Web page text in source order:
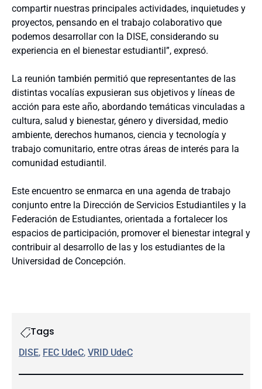
compartir nuestras principales actividades, inquietudes y
proyectos, pensando en el trabajo colaborativo que
podemos desarrollar con la DISE, considerando su
experiencia en el bienestar estudiantil”, expresó.
La reunión también permitió que representantes de las
distintas vocalías expusieran sus objetivos y líneas de
acción para este año, abordando temáticas vinculadas a
cultura, salud y bienestar, género y diversidad, medio
ambiente, derechos humanos, ciencia y tecnología y
trabajo comunitario, entre otras áreas de interés para la
comunidad estudiantil.
Este encuentro se enmarca en una agenda de trabajo
conjunto entre la Dirección de Servicios Estudiantiles y la
Federación de Estudiantes, orientada a fortalecer los
espacios de participación, promover el bienestar integral y
contribuir al desarrollo de las y los estudiantes de la
Universidad de Concepción.
Tags
DISE, FEC UdeC, VRID UdeC